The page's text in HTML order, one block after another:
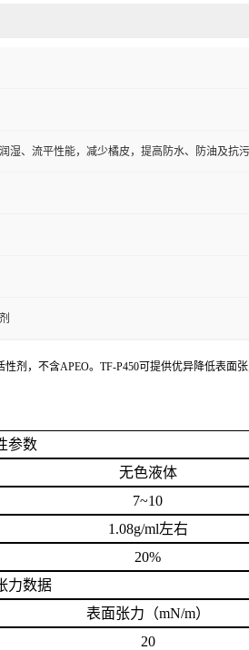
湿、流平性能，减少橘皮，提高防水、防油及抗
性剂，不含APEO。 TF-P450可提供优异降低表面
参数
无色液体
7~10
1.08g/ml左右
20%
力数据
表面张力（mN/m）
20